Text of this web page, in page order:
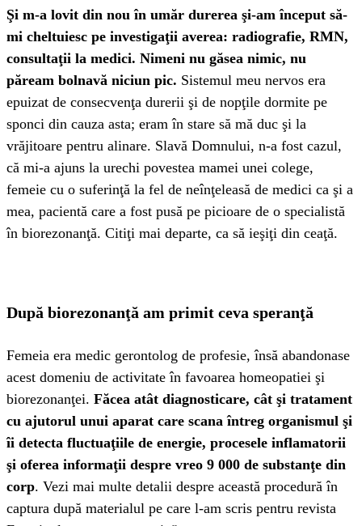
Şi m-a lovit din nou în umăr durerea şi-am început să-
mi cheltuiesc pe investigaţii averea: radiografie, RMN,
consultaţii la medici. Nimeni nu găsea nimic, nu
păream bolnavă niciun pic. Sistemul meu nervos era
epuizat de consecvenţa durerii şi de nopţile dormite pe
sponci din cauza asta; eram în stare să mă duc şi la
vrăjitoare pentru alinare. Slavă Domnului, n-a fost cazul,
că mi-a ajuns la urechi povestea mamei unei colege,
femeie cu o suferinţă la fel de neînţeleasă de medici ca şi a
mea, pacientă care a fost pusă pe picioare de o specialistă
în biorezonanţă. Citiţi mai departe, ca să ieşiţi din ceaţă.
După biorezonanţă am primit ceva speranţă
Femeia era medic gerontolog de profesie, însă abandonase
acest domeniu de activitate în favoarea homeopatiei şi
biorezonanţei. Făcea atât diagnosticare, cât şi tratament
cu ajutorul unui aparat care scana întreg organismul şi
îi detecta fluctuaţiile de energie, procesele inflamatorii
şi oferea informaţii despre vreo 9 000 de substanţe din
corp. Vezi mai multe detalii despre această procedură în
captura după materialul pe care l-am scris pentru revista